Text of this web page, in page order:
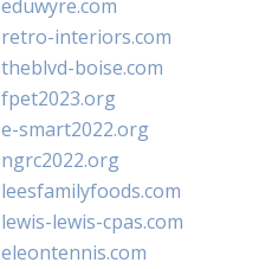
eduwyre.com
retro-interiors.com
theblvd-boise.com
fpet2023.org
e-smart2022.org
ngrc2022.org
leesfamilyfoods.com
lewis-lewis-cpas.com
eleontennis.com